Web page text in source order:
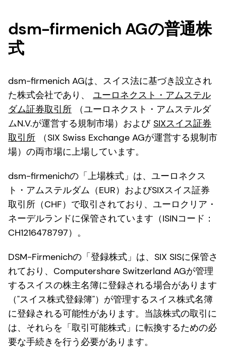
dsm-firmenich AGの普通株
式
dsm-firmenich AGは、スイス法に基づき設立され
た株式会社であり、 ユーロネクスト・アムステル
ダム証券取引所 （ユーロネクスト・アムステルダ
ムN.V.が運営する規制市場）および SIXスイス証券
取引所 （SIX Swiss Exchange AGが運営する規制市
場）の両市場に上場しています。
dsm-firmenichの「上場株式」は、ユーロネクス
ト・アムステルダム（EUR）およびSIXスイス証券
取引所（CHF）で取引されており、ユーロクリア・
ネーデルランドに保管されています（ISINコード：
CH1216478797）。
DSM-Firmenichの「登録株式」は、SIX SISに保管さ
れており、Computershare Switzerland AGが管理
するスイスの株主名簿に登録される場合があります
（"スイス株式登録簿"）が管理するスイス株式名簿
に登録される可能性があります。当該株式の取引に
は、それらを「取引可能株式」に転換するための必
要な手続きを行う必要があります。